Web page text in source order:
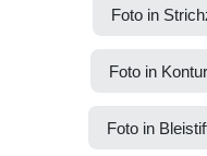
Foto in
Foto in
Foto in